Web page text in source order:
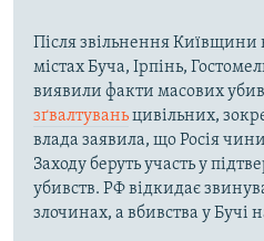
Після звільнення Київщини
містах Буча, Ірпінь,
виявили факти масових
зґвалтуваньцивільних,
влада заявила, що Росія
Заходу беруть участь у
убивств. РФ відкидає
злочинах, а вбивства у Бучі